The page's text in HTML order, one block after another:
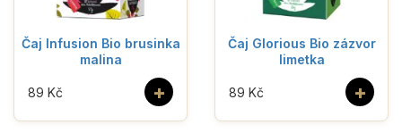
Čaj Infusion Bio brusinka
malina
+
89 Kč
Čaj Glorious Bio zázvor
limetka
+
89 Kč